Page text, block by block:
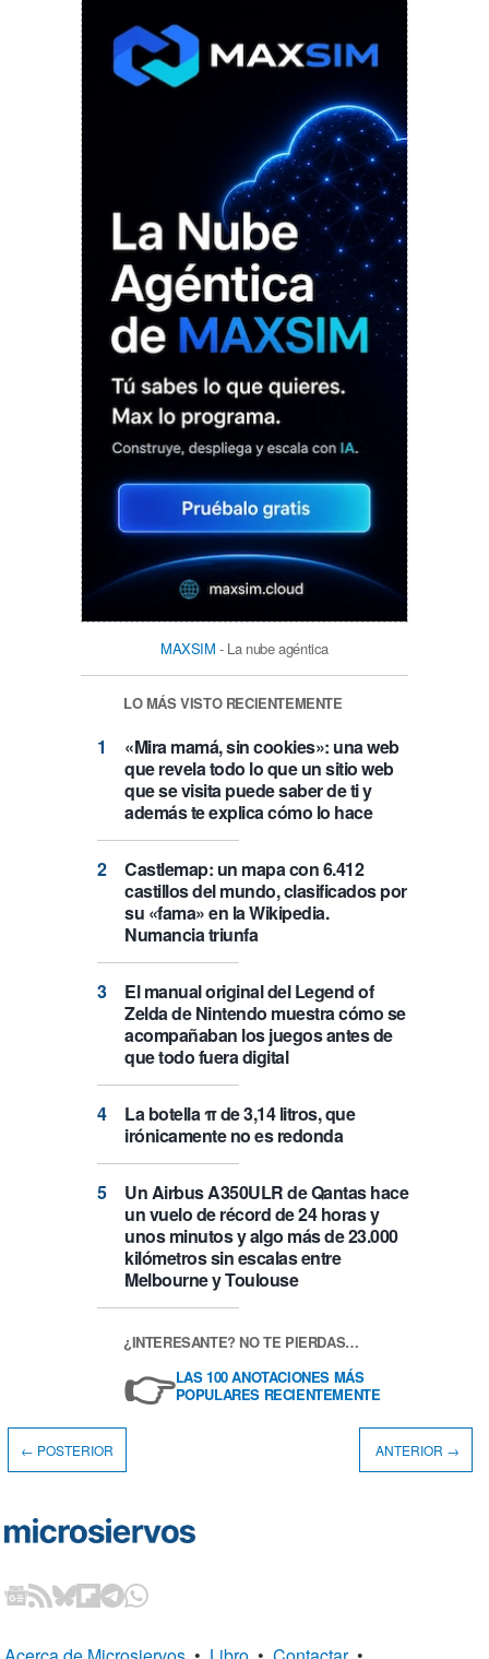
MAXSIM - La nube agéntica
LO MÁS VISTO RECIENTEMENTE
«Mira mamá, sin cookies»: una web
que revela todo lo que un sitio web
que se visita puede saber de ti y
además te explica cómo lo hace
Castlemap: un mapa con 6.412
castillos del mundo, clasificados por
su «fama» en la Wikipedia.
Numancia triunfa
El manual original del Legend of
Zelda de Nintendo muestra cómo se
acompañaban los juegos antes de
que todo fuera digital
La botella π de 3,14 litros, que
irónicamente no es redonda
Un Airbus A350ULR de Qantas hace
un vuelo de récord de 24 horas y
unos minutos y algo más de 23.000
kilómetros sin escalas entre
Melbourne y Toulouse
¿INTERESANTE? NO TE PIERDAS…
👉LAS 100 ANOTACIONES MÁS
POPULARES RECIENTEMENTE
← POSTERIOR ANTERIOR →